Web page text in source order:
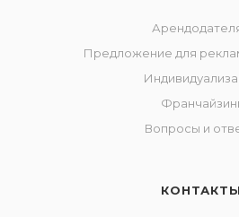
Предложение для
Вопросы и
КОНТАКТЫ